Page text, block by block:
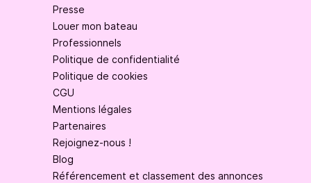
Presse
Louer mon bateau
Professionnels
Politique de confidentialité
Politique de cookies
CGU
Mentions légales
Partenaires
Rejoignez-nous !
Blog
Référencement et classement des annonces